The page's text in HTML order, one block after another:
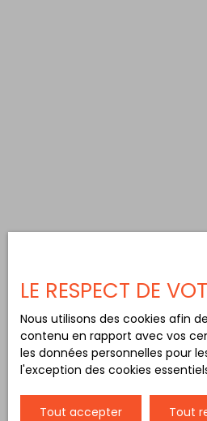
LE RESPECT DE
Nous utilisons des cookies afin
contenu en rapport avec vos
les données personnelles pour
l'exception des cookies
Tout accepter Tout